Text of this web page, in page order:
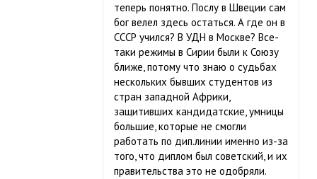
теперь понятно. Послу в Швеции сам
бог велел здесь остаться. А где он в
СССР учился? В УДН в Москве? Все-
таки режимы в Сирии были к Союзу
ближе, потому что знаю о судьбах
нескольких бывших студентов из
стран западной Африки,
защитивших кандидатские, умницы
большие, которые не смогли
работать по дип.линии именно из-за
того, что диплом был советский, и их
правительства это не одобряли.